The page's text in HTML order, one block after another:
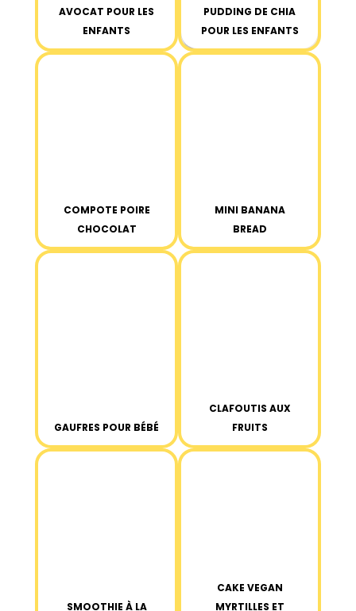
AVOCAT POUR LES
ENFANTS
PUDDING DE CHIA
POUR LES ENFANTS
COMPOTE POIRE
CHOCOLAT
MINI BANANA
BREAD
GAUFRES POUR BÉBÉ
CLAFOUTIS AUX
FRUITS
SMOOTHIE À LA
CAKE VEGAN
MYRTILLES ET